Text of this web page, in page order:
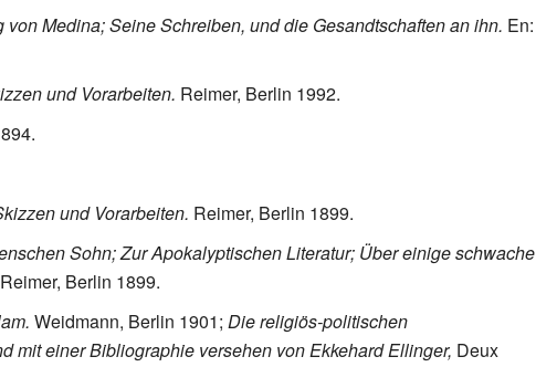
Medina; Seine Schreiben, und die Gesandtschaften an ihn. En:
und Vorarbeiten. Reimer, Berlin 1992.
und Vorarbeiten. Reimer, Berlin 1899.
Sohn; Zur Apokalyptischen Literatur; Über einige schwache
Berlin 1899.
Weidmann, Berlin 1901; Die religiös-politischen
mit einer Bibliographie versehen von Ekkehard Ellinger, Deux